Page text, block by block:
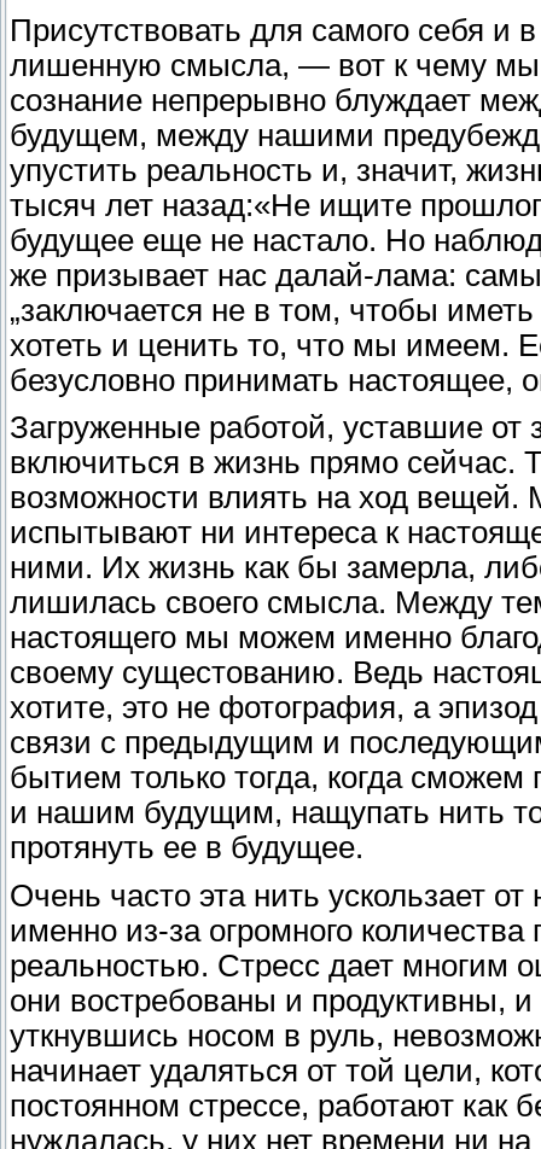
Присутствовать для самого себя и
лишенную смысла, — вот к чему мы
сознание непрерывно блуждает
будущем, между нашими
упустить реальность и, значит,
тысяч лет назад:«Не ищите
будущее еще не настало. Но
же призывает нас далай-лама:
„заключается не в том, чтобы
хотеть и ценить то, что мы имеем.
безусловно принимать настоящее,
Загруженные работой, уставшие
включиться в жизнь прямо сейчас.
возможности влиять на ход
испытывают ни интереса к
ними. Их жизнь как бы замерла,
лишилась своего смысла. Между
настоящего мы можем именно
своему сущестованию. Ведь
хотите, это не фотография, а
связи с предыдущим и
бытием только тогда, когда
и нашим будущим, нащупать нить
протянуть ее в будущее.
Очень часто эта нить ускользает
именно из-за огромного
реальностью. Стресс дает многим
они востребованы и продуктивны,
уткнувшись носом в руль,
начинает удаляться от той цели,
постоянном стрессе, работают
нуждалась, у них нет времени ни на